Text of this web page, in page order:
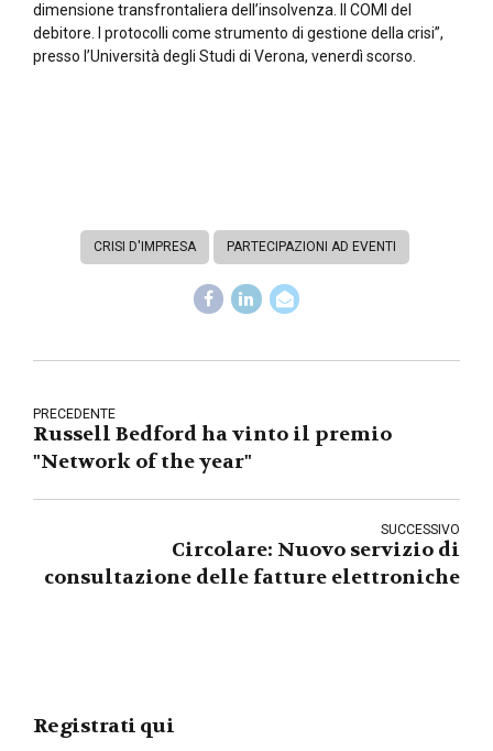
dimensione transfrontaliera dell’insolvenza. Il COMI del
debitore. I protocolli come strumento di gestione della crisi”,
presso l’Università degli Studi di Verona, venerdì scorso.
CRISI D'IMPRESA PARTECIPAZIONI AD EVENTI
PRECEDENTE
Russell Bedford ha vinto il premio
"Network of the year"
SUCCESSIVO
Circolare: Nuovo servizio di
consultazione delle fatture elettroniche
Registrati qui